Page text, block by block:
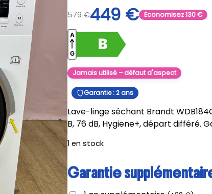
579€449 € Economisez130€
Jamais utilisé – défaut d'aspect
Garantie : 2 ans
Lave-linge séchant Brandt
B, 76 dB, Hygiene+, départ différé.
1 en stock
Garantie